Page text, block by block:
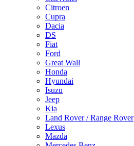
Citroen
Cupra
Dacia
DS
Fiat
Ford
Great Wall
Honda
Hyundai
Isuzu
Jeep
Kia
Land Rover / Range Rover
Lexus
Mazda